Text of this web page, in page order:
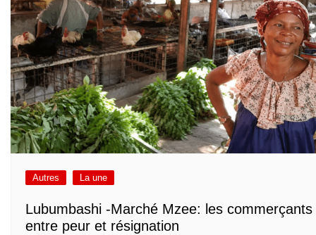
Autres La une
Lubumbashi -Marché Mzee: les commerçants
entre peur et résignation